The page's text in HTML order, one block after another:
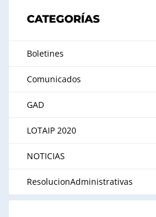
CATEGORÍAS
Boletines
Comunicados
GAD
LOTAIP 2020
NOTICIAS
ResolucionAdministrativas